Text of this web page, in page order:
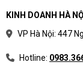
KINH DOANH HÀ NỘI
VP Hà Nội: 447
Hotline: